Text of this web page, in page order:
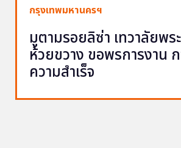
กรุงเทพมหานครฯ
มูตามรอยลิซ่า เทวาลัยพร
ห้วยขวาง ขอพรการงาน
ความสำเร็จ